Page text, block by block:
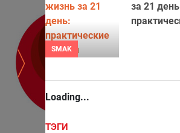
SMAK
за 21
Loading...
ТЭГИ